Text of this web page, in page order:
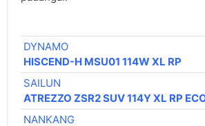
DYNAMO
HISCEND-H MSU01 114W XL RP
SAILUN
ATREZZO ZSR2 SUV 114Y XL RP
NANKANG